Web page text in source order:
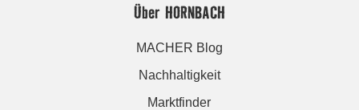
Über HORNBACH
MACHER Blog
Nachhaltigkeit
Marktfinder